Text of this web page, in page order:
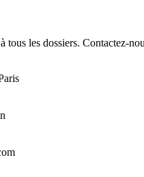
tous les dossiers. Contactez-